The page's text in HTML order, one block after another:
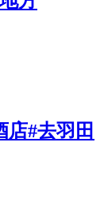
店#去羽田